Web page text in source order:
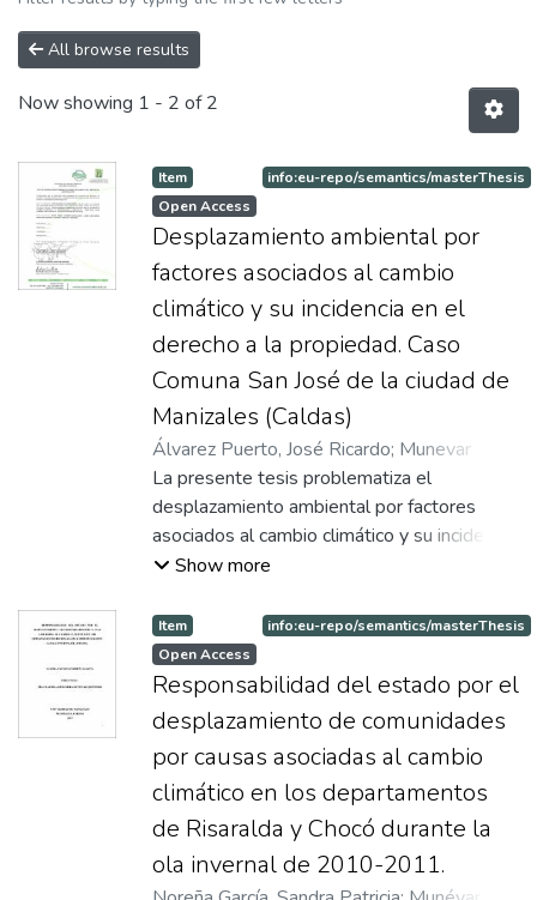
All browse results
Now showing 1 - 2 of 2
Item
Open Access
info:eu-repo/semantics/masterThesis
Desplazamiento ambiental por
factores asociados al cambio
climático y su incidencia en el
derecho a la propiedad. Caso
Comuna San José de la ciudad de
Manizales (Caldas)
Álvarez Puerto, José Ricardo; Munevar
Quintero, Claudia; Directora
La presente tesis problematiza el
desplazamiento ambiental por factores
asociados al cambio climático y su incidencia
en el derecho a la propiedad en la comuna
Esta nueva forma de desplazamiento
constituye una grave violación a los
derechos políticos, civiles, económicos,
sociales y culturales de las personas
afectadas, y es hoy por hoy una de las
problemáticas más complejas existentes en
nuestro país en general, y lamentablemente
el municipio de Manizales no es ajeno a esta
situación. La primera parte de la tesis
desarrolla el contexto problémico de los
Show more
Item
Open Access
info:eu-repo/semantics/masterThesis
Responsabilidad del estado por el
desplazamiento de comunidades
por causas asociadas al cambio
climático en los departamentos
de Risaralda y Chocó durante la
ola invernal de 2010-2011.